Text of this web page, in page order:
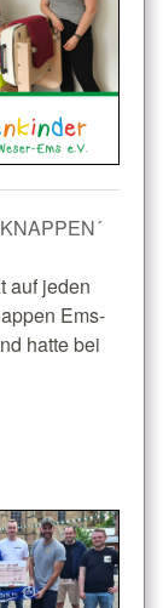
auf jeden
Ems-
hatte bei